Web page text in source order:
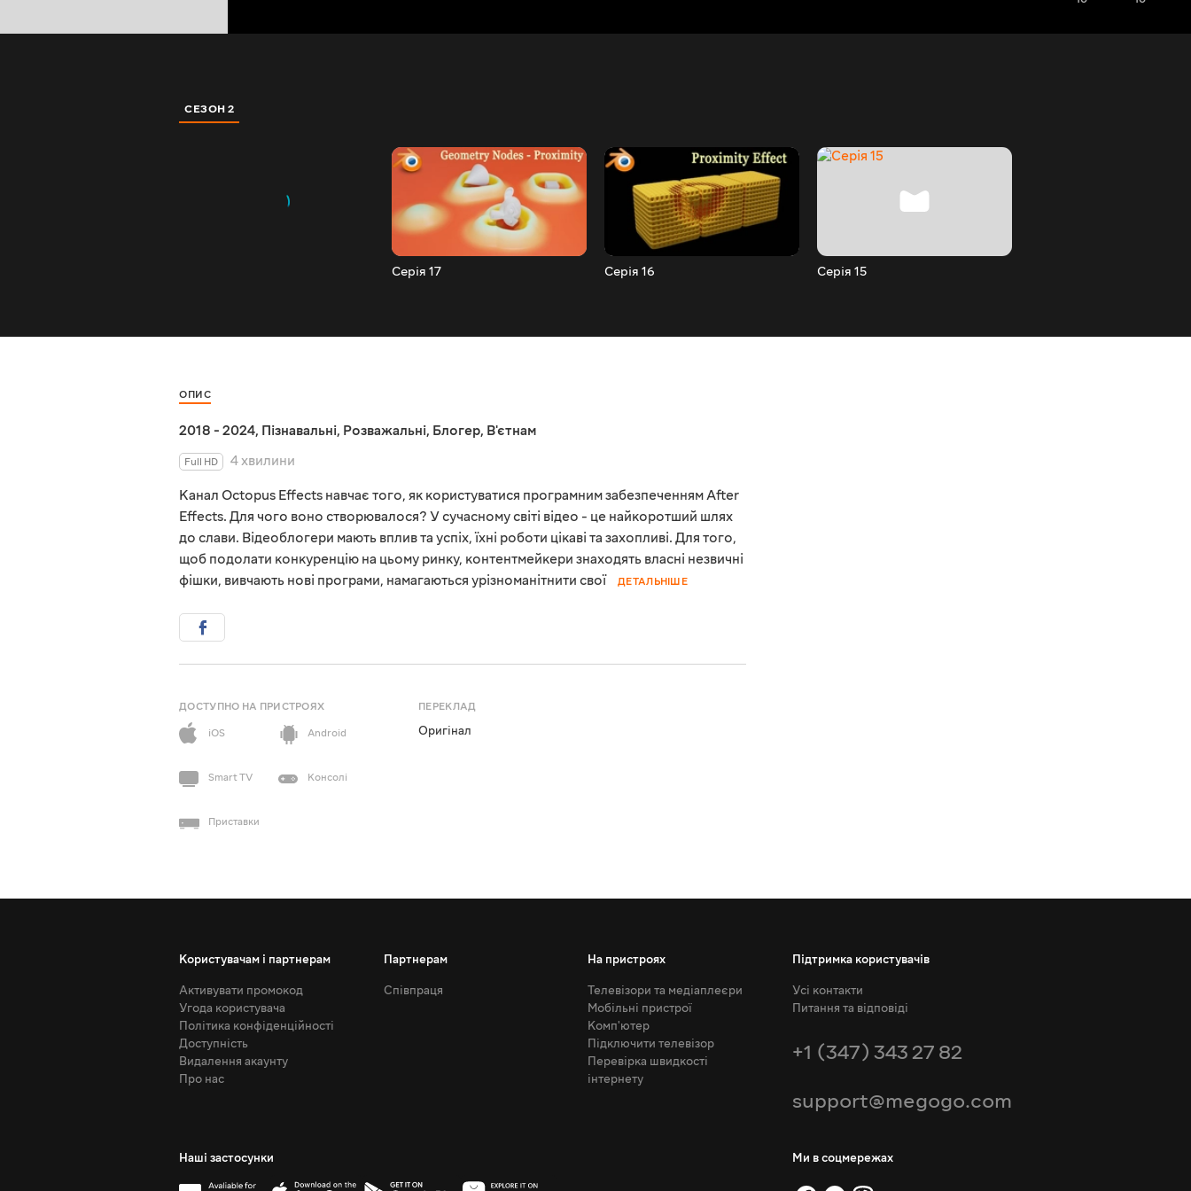
СЕЗОН 2
Серія 17 Серія 16 Серія 15
ОПИС
2018 - 2024, Пізнавальні, Розважальні, Блогер, В'єтнам
Full HD
4 хвилини
Канал Octopus Effects навчає того, як користуватися програмним забезпеченням After
Effects. Для чого воно створювалося? У сучасному світі відео - це найкоротший шлях
до слави. Відеоблогери мають вплив та успіх, їхні роботи цікаві та захопливі. Для того,
щоб подолати конкуренцію на цьому ринку, контентмейкери знаходять власні незвичні
фішки, вивчають нові програми, намагаються урізноманітнити свої
ДЕТАЛЬНІШЕ
ДОСТУПНО НА ПРИСТРОЯХ
iOS
Android
Smart TV Консолі
Приставки
ПЕРЕКЛАД
Оригінал
Користувачам і партнерам
Активувати промокод
Угода користувача
Політика конфіденційності
Доступність
Видалення акаунту
Про нас
Партнерам
Співпраця
На пристроях
Телевізори та медіаплеєри
Мобільні пристрої
Комп'ютер
Підключити телевізор
Перевірка швидкості
інтернету
Підтримка користувачів
Усі контакти
Питання та відповіді
+1 (347) 343 27 82
support@megogo.com
Наші застосунки Ми в соцмережах